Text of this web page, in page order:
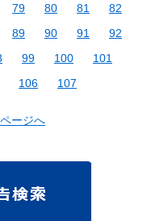
79 80 81
82
89 90 91
92
99 100
101
106 107
ージへ